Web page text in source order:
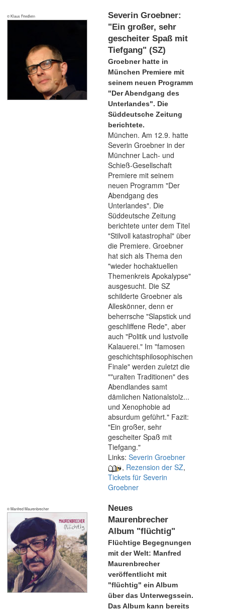
© Klaus Friedlein
Severin Groebner:
"Ein großer, sehr
gescheiter Spaß mit
Tiefgang" (SZ)
Groebner hatte in
München Premiere mit
seinem neuen Programm
"Der Abendgang des
Unterlandes". Die
Süddeutsche Zeitung
berichtete.
München. Am 12.9. hatte
Severin Groebner in der
Münchner Lach- und
Schieß-Gesellschaft
Premiere mit seinem
neuen Programm "Der
Abendgang des
Unterlandes". Die
Süddeutsche Zeitung
berichtete unter dem Titel
"Stilvoll katastrophal" über
die Premiere. Groebner
hat sich als Thema den
"wieder hochaktuellen
Themenkreis Apokalypse"
ausgesucht. Die SZ
schilderte Groebner als
Alleskönner, denn er
beherrsche "Slapstick und
geschliffene Rede", aber
auch "Politik und lustvolle
Kalauerei." Im "famosen
geschichtsphilosophischen
Finale" werden zuletzt die
""uralten Traditionen" des
Abendlandes samt
dämlichen Nationalstolz...
und Xenophobie ad
absurdum geführt." Fazit:
"Ein großer, sehr
gescheiter Spaß mit
Tiefgang."
Links: Severin Groebner
, Rezension der SZ,
Tickets für Severin
Groebner
© Manfred Maurenbrecher
Neues
Maurenbrecher
Album "flüchtig"
Flüchtige Begegnungen
mit der Welt: Manfred
Maurenbrecher
veröffentlicht mit
"flüchtig" ein Album
über das Unterwegssein.
Das Album kann bereits